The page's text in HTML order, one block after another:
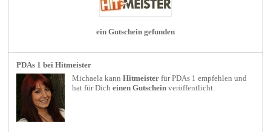
ein Gutschein gefunden
PDAs 1 bei Hitmeister
Michaela kannHitmeister fürPDAs 1 empfehlen und
hat für Dicheinen Gutschein veröffentlicht.